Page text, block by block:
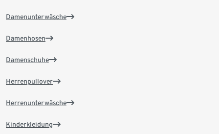
Damenunterwäsche
Damenhosen
Damenschuhe
Herrenpullover
Herrenunterwäsche
Kinderkleidung